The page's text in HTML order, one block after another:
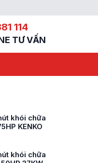
114
TƯ VẤN
khói chữa
KENKO
khói chữa